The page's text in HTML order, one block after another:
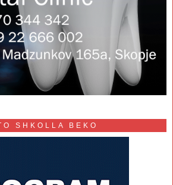
SHKOLLA BEKO